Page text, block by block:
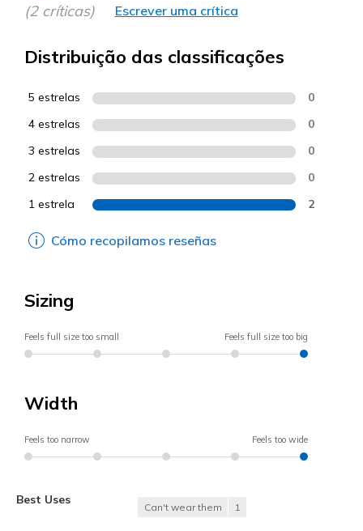
(2 críticas) Escrever uma crítica
Distribuição das classificações
5 estrelas 0
4 estrelas 0
3 estrelas 0
2 estrelas 0
1 estrela 2
Cómo recopilamos reseñas
Sizing
Feels full size too small Feels full size too big
Width
Feels too narrow Feels too wide
Best Uses
Can't wear them 1